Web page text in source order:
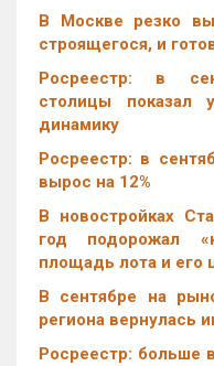
В Москве резко
строящегося, и
Росреестр: в
столицы показал
динамику
Росреестр: в
вырос на 12%
В новостройках
год подорожал
площадь лота и его
В сентябре на
региона вернулась
Росреестр: больше